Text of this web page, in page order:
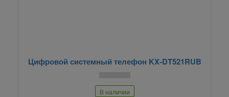
Цифровой системный телефон KX-DT521RUB
В наличии